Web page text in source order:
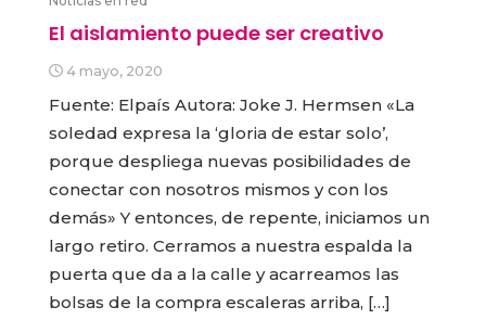
El aislamiento puede ser creativo
4 mayo, 2020
Fuente: Elpaís Autora: Joke J. Hermsen «La
soledad expresa la ‘gloria de estar solo’,
porque despliega nuevas posibilidades de
conectar con nosotros mismos y con los
demás» Y entonces, de repente, iniciamos un
largo retiro. Cerramos a nuestra espalda la
puerta que da a la calle y acarreamos las
bolsas de la compra escaleras arriba, […]